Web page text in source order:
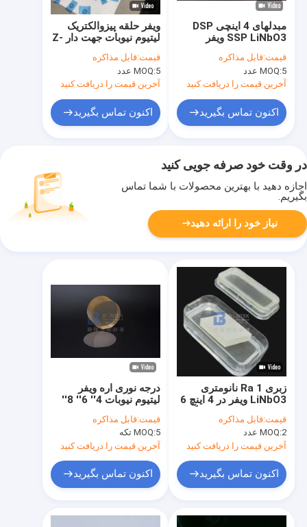
ویفر حلقه پیزوالکتریک
لیتیوم نیوبات جهت دار Z-
قیمت:قابل مذاکره
MOQ:5 عدد
آخرین قیمت را دریافت کنید
اکنون تماس بگیرید
مبدلهای 4 اینچی DSP
SSP LiNbO3 ویفر
برای فیلترهای SAW
قیمت:قابل مذاکره
MOQ:5 عدد
آخرین قیمت را دریافت کنید
اکنون تماس بگیرید
در وقت خود صرفه جویی کنید
اجازه دهید با بهترین محصولات با شما تماس
بگیریم.
نیاز خود را ارائه دهید
درجه نوری اره ویفر
لیتیوم نیوبات 4'' 6'' 8''
قیمت:قابل مذاکره
MOQ:5 تکه
آخرین قیمت را دریافت کنید
اکنون تماس بگیرید
زبری Ra 1 نانومتری
LiNbO3 ویفر در 4 اینچ 6
نوری یا درجه SAW
قیمت:قابل مذاکره
MOQ:2 عدد
آخرین قیمت را دریافت کنید
اکنون تماس بگیرید